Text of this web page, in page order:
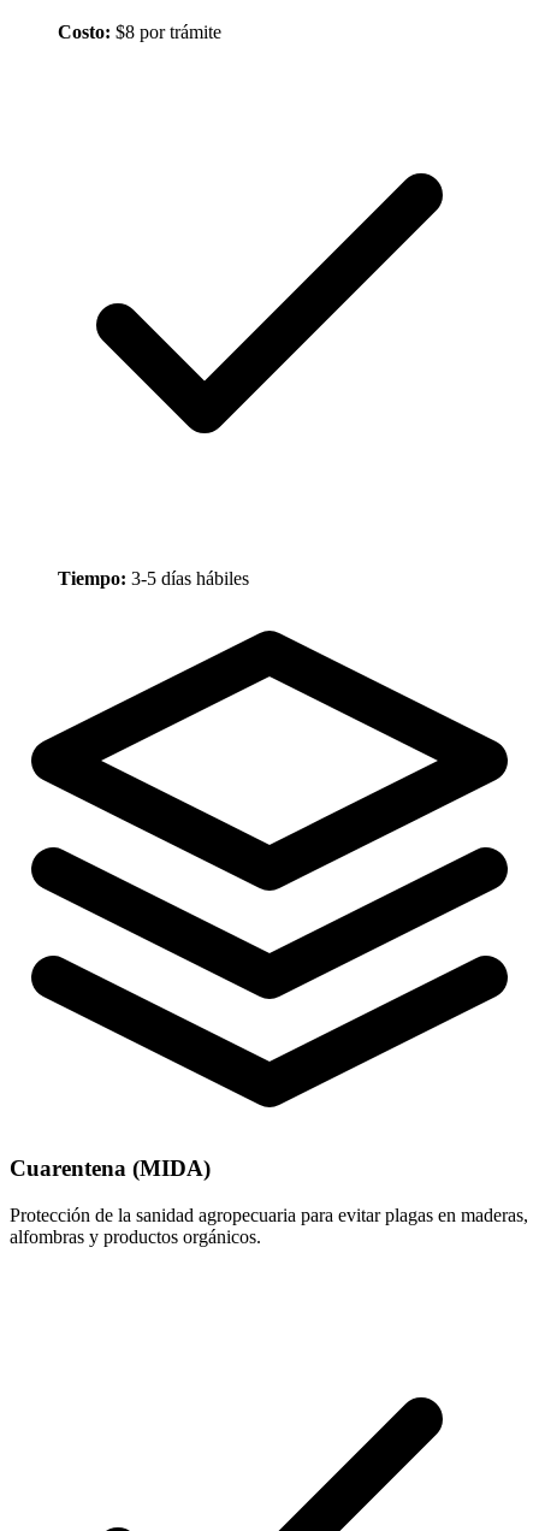
Costo: $8 por trámite
Tiempo: 3-5 días hábiles
Cuarentena (MIDA)
Protección de la sanidad agropecuaria para evitar plagas en maderas,
alfombras y productos orgánicos.